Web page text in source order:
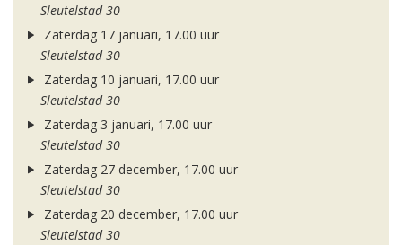
Sleutelstad 30
Zaterdag 17 januari, 17.00 uur
Sleutelstad 30
Zaterdag 10 januari, 17.00 uur
Sleutelstad 30
Zaterdag 3 januari, 17.00 uur
Sleutelstad 30
Zaterdag 27 december, 17.00 uur
Sleutelstad 30
Zaterdag 20 december, 17.00 uur
Sleutelstad 30